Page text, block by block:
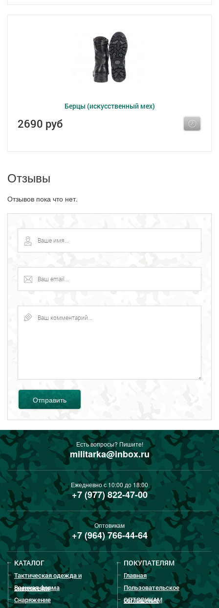
Берцы (искусственный мех)
2690 руб
Отзывы
Отзывов пока что нет.
Отправить
Есть вопросы? Пишите!
militarka@inbox.ru
Ежедневно с 10:00 до 18:00
+7 (977) 822-47-00
Оптовикам
+7 (964) 766-44-64
КАТАЛОГ
Тактическая одежда и
снаряжение
Военная форма
Снаряжение
ПОКУПАТЕЛЯМ
Главная
Пользовательское
соглашение
ОПТОВИКАМ